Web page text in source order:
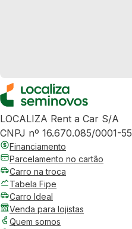
LOCALIZA Rent a Car S/A
CNPJ nº 16.670.085/0001-55
Financiamento
Parcelamento no cartão
Carro na troca
Tabela Fipe
Carro Ideal
Venda para lojistas
Quem somos